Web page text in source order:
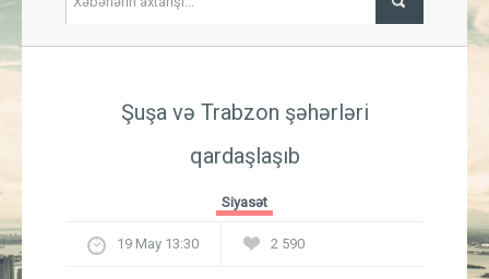
İqtisadiyyat
Şuşa və Trabzon şəhərləri
qardaşlaşıb
Siyasət
19 May 13:30 2 590